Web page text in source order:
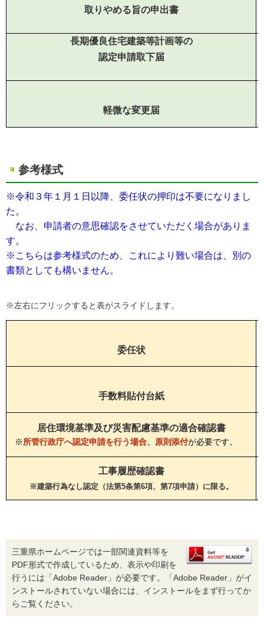
取りやめる旨の申出書
長期優良住宅建築等計画等の
認定申請取下届
軽微な変更届
参考様式
※令和３年１月１日以降、委任状の押印は不要になりまし
た。
なお、 申請者の意思確認をさせていただく場合がありま
す。
※こちらは参考様式のため、これにより難い場合は、別の
書類としても構いません。
※左右にフリックすると表がスライドします。
委任状
手数料貼付台紙
居住環境基準及び災害配慮基準の適合確認書
※所管行政庁へ認定申請を行う場合、原則添付が必要です。
工事履歴確認書
※建築行為なし認定（法第5条第6項、第7項申請）に限る。
三重県ホームページでは一部関連資料等を
PDF形式で作成しているため、表示や印刷を
行うには「Adobe Reader」が必要です。「Adobe Reader」がイ
ンストールされていない場合には、インストールをまず行ってか
らご覧ください。